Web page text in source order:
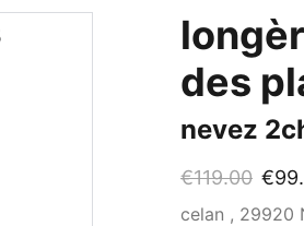
des
nevez
€119.00
celan , 29920